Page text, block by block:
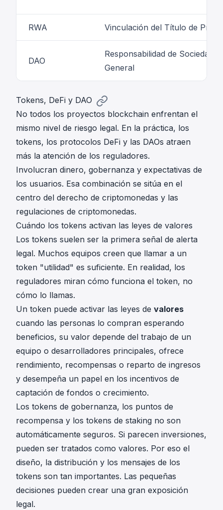
RWA Vinculación del Título de
DAO
Responsabilidad de Sociedad
General
Tokens, DeFi y DAO
No todos los proyectos blockchain enfrentan el
mismo nivel de riesgo legal. En la práctica, los
tokens, los protocolos DeFi y las DAOs atraen
más la atención de los reguladores.
Involucran dinero, gobernanza y expectativas de
los usuarios. Esa combinación se sitúa en el
centro del derecho de criptomonedas y las
regulaciones de criptomonedas.
Cuándo los tokens activan las leyes de valores
Los tokens suelen ser la primera señal de alerta
legal. Muchos equipos creen que llamar a un
token "utilidad" es suficiente. En realidad, los
reguladores miran cómo funciona el token, no
cómo lo llamas.
Un token puede activar las leyes de valores
cuando las personas lo compran esperando
beneficios, su valor depende del trabajo de un
equipo o desarrolladores principales, ofrece
rendimiento, recompensas o reparto de ingresos
y desempeña un papel en los incentivos de
captación de fondos o crecimiento.
Los tokens de gobernanza, los puntos de
recompensa y los tokens de staking no son
automáticamente seguros. Si parecen inversiones,
pueden ser tratados como valores. Por eso el
diseño, la distribución y los mensajes de los
tokens son tan importantes. Las pequeñas
decisiones pueden crear una gran exposición
legal.